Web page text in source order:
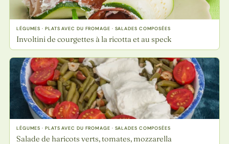
LÉGUMES · PLATS AVEC DU FROMAGE · SALADES COMPOSÉES
Involtini de courgettes à la ricotta et au speck
LÉGUMES · PLATS AVEC DU FROMAGE · SALADES COMPOSÉES
Salade de haricots verts, tomates, mozzarella